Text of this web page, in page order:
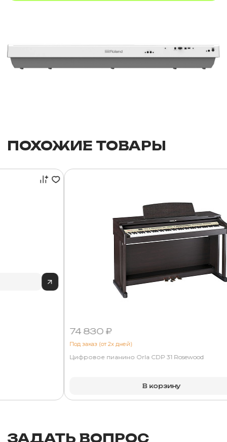
ПОХОЖИЕ ТОВАРЫ
74 830 ₽
Под заказ (от 2х дней)
Цифровое пианино Orla CDP 31 Rosewood
В корзину
ЗАДАТЬ ВОПРОС